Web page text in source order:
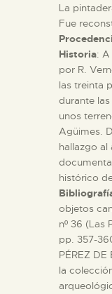
La
Fue
Historia:
por R.
las treinta
durante
unos
Agüimes.
hallazgo
histórico
objetos
nº 36 (Las
pp. 357-
PÉREZ
la